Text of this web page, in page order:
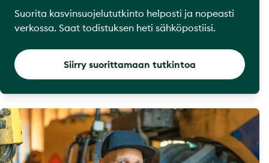
Suorita kasvinsuojelututkinto helposti ja nopeasti
verkossa. Saat todistuksen heti sähköpostiisi.
Siirry suorittamaan tutkintoa